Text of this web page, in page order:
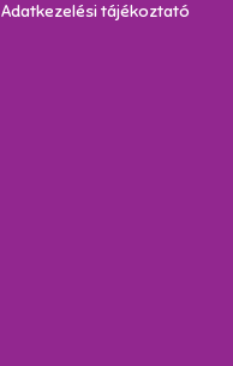
Adatkezelési tájékoztató